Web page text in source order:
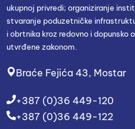
ukupnoj privredi; organiziranje
stvaranje poduzetničke
i obrtnika kroz redovno i dopunsko
utvrđene zakonom.
Braće Fejića 43, Mostar
+387 (0)36 449-120
+387 (0)36 449-122